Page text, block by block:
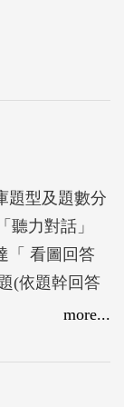
題型及題數分
聽力對話」
「 看圖回答
(依題幹回答
語」399題，
more...